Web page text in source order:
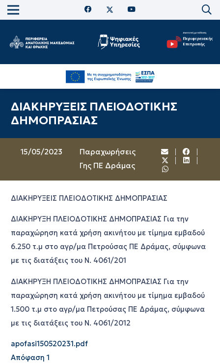
ΔΙΑΚΗΡΥΞΕΙΣ ΠΛΕΙΟΔΟΤΙΚΗΣ
ΔΗΜΟΠΡΑΣΙΑΣ
15/05/2023
Παραχωρήσεις
Γης ΠΕ Δράμας
ΔΙΑΚΗΡΥΞΕΙΣ ΠΛΕΙΟΔΟΤΙΚΗΣ ΔΗΜΟΠΡΑΣΙΑΣ
ΔΙΑΚΗΡΥΞΗ ΠΛΕΙΟΔΟΤΙΚΗΣ ΔΗΜΟΠΡΑΣΙΑΣ Για την
παραχώρηση κατά χρήση ακινήτου με τίμημα εμβαδού
6.250 τ.μ στο αγρ/μα Πετρούσας ΠΕ Δράμας, σύμφωνα
με τις διατάξεις του Ν. 4061/201
ΔΙΑΚΗΡΥΞΗ ΠΛΕΙΟΔΟΤΙΚΗΣ ΔΗΜΟΠΡΑΣΙΑΣ Για την
παραχώρηση κατά χρήση ακινήτου με τίμημα εμβαδού
1.500 τ.μ στο αγρ/μα Πετρούσας ΠΕ Δράμας, σύμφωνα
με τις διατάξεις του Ν. 4061/2012
apofasi150520231.pdf
Απόφαση 1